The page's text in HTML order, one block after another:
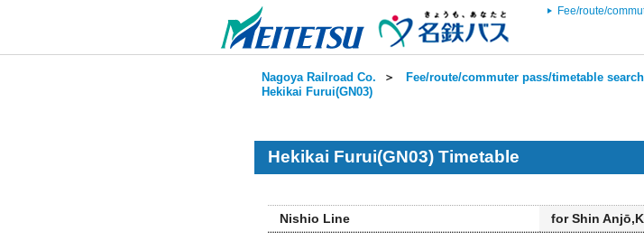
Fee/route/
Nagoya Railroad Co. ＞ Fee/route/commuter pass/timetable search
Hekikai Furui(GN03)
Hekikai Furui(GN03) Timetable
Nishio Line for Shin